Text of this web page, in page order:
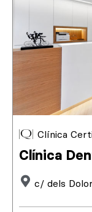
Clínica
Clínica
c/ dels